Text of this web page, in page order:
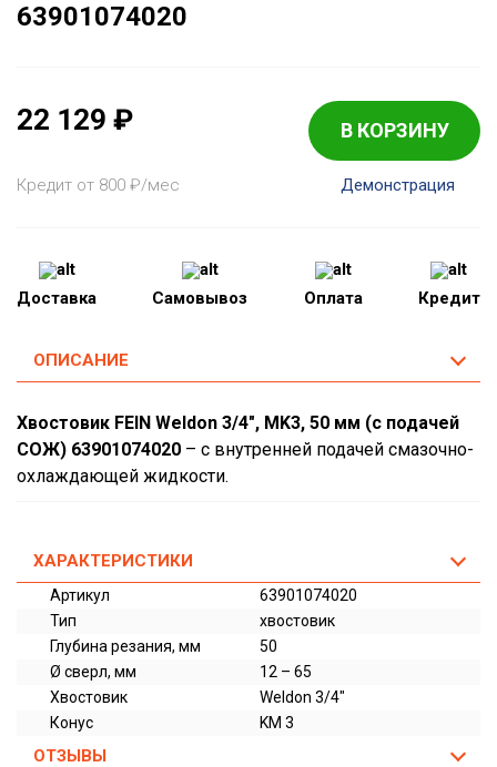
63901074020
22 129 ₽ В КОРЗИНУ
Кредит от 800 ₽/мес Демонстрация
Доставка Самовывоз Оплата Кредит
ОПИСАНИЕ
Хвостовик FEIN Weldon 3/4", MK3, 50 мм (с подачей
СОЖ) 63901074020 – с внутренней подачей смазочно-
охлаждающей жидкости.
ХАРАКТЕРИСТИКИ
Артикул
63901074020
Тип
хвостовик
Глубина резания, мм
50
Ø сверл, мм
12 – 65
Хвостовик
Weldon 3/4"
Конус
KM 3
ОТЗЫВЫ